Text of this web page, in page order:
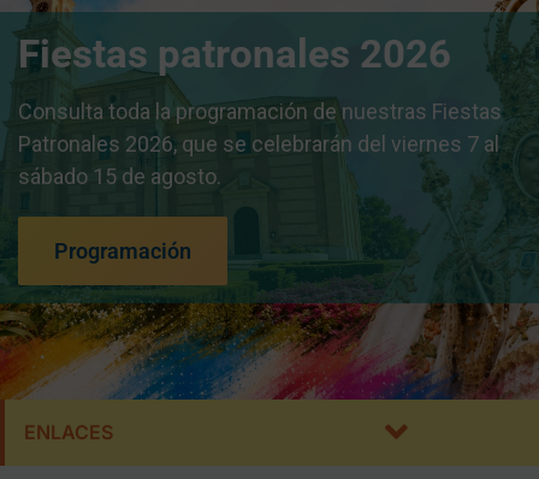
Fiestas patronales 2026
Consulta toda la programación de nuestras Fiestas
Patronales 2026, que se celebrarán del viernes 7 al
sábado 15 de agosto.
Programación
ENLACES